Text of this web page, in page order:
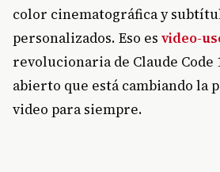
color cinematográfica y
personalizados. Eso es video-
revolucionaria de Claude Code
abierto que está cambiando la
video para siempre.